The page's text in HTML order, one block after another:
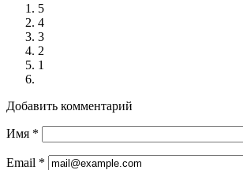
5
4
3
2
1
Добавить комментарий
Имя *
Email *